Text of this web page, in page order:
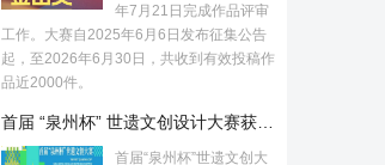
年7月21日完成作品评审
工作。大赛自2025年6月6日发布征集公告
起，至2026年6月30日，共收到有效投稿作
品近2000件。
首届“泉州杯”世遗文创大